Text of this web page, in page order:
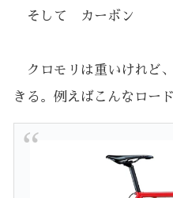
そして カーボン
クロモリは重いけれど
きる。例えばこんなロー